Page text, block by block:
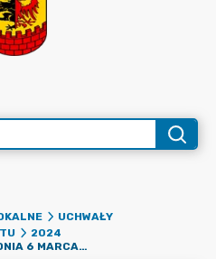
UCHWAŁY
2024
UCHWAŁA NR 726/2024 Z DNIA 6 MARCA 2024 R. W SPRAWIE UPOWAŻNIENIA DO SKŁADANIA OŚWIADCZEŃ WOLI